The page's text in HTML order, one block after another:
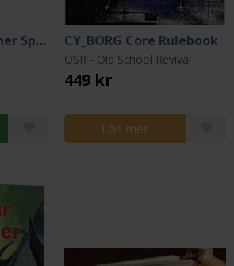
Drakar och Demoner Spelledarskärm CY_BORG Core Rulebook
OSR - Old School Revival
449 kr
Läs mer